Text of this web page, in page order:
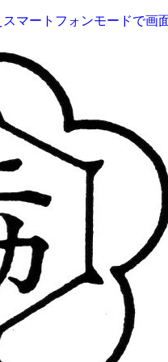
スマートフォンモードで画